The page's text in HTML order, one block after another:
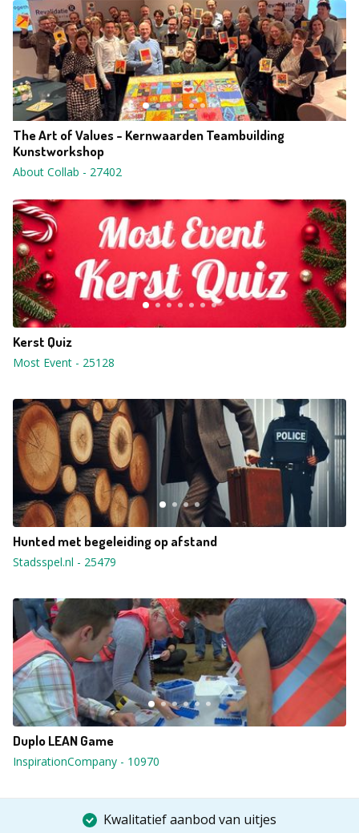
The Art of Values - Kernwaarden Teambuilding
Kunstworkshop
About Collab - 27402
Kerst Quiz
Most Event - 25128
Hunted met begeleiding op afstand
Stadsspel.nl - 25479
Duplo LEAN Game
InspirationCompany - 10970
Kwalitatief aanbod van uitjes